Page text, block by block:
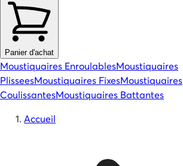
Panier d'achat
Moustiquaires EnroulablesMoustiquaires
PlisseesMoustiquaires FixesMoustiquaires
CoulissantesMoustiquaires Battantes
Accueil